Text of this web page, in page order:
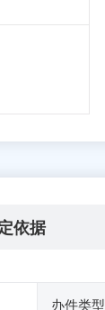
依据
办件类型